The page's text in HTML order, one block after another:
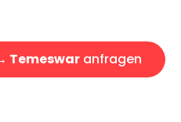
Temeswar anfragen